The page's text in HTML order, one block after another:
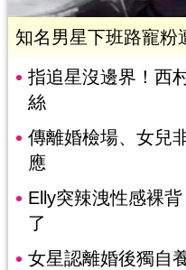
知名男星下班路寵
指追星沒邊界！西
絲
傳離婚檢場、女兒
應
Elly突辣洩性感裸
了
女星認離婚後獨自